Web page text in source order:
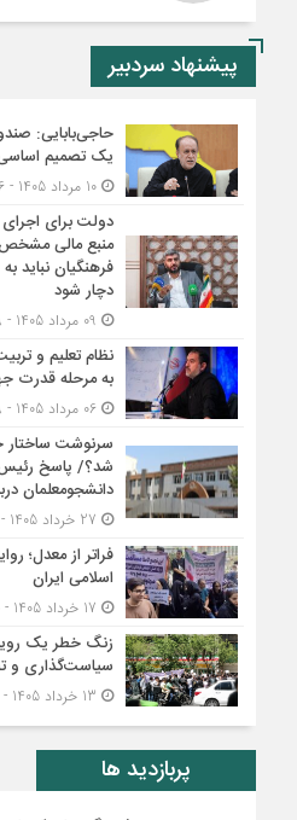
پیشنهاد سردبیر
حاجی‌بابایی:
یک تصمیم
10 مرداد 1405 - 9:26
دولت برای اجرای
منبع مالی مشخص
فرهنگیان نباید
دچار شود
نظام تعلیم و
به مرحله قدرت
06 مرداد 1405 - 19:58
سرنوشت ساختار
شد؟/ پاسخ رئیس
دانشجومعلمان
فراتر از معدل؛
اسلامی ایران
زنگ خطر یک
سیاست‌گذاری و
پربازدید ها